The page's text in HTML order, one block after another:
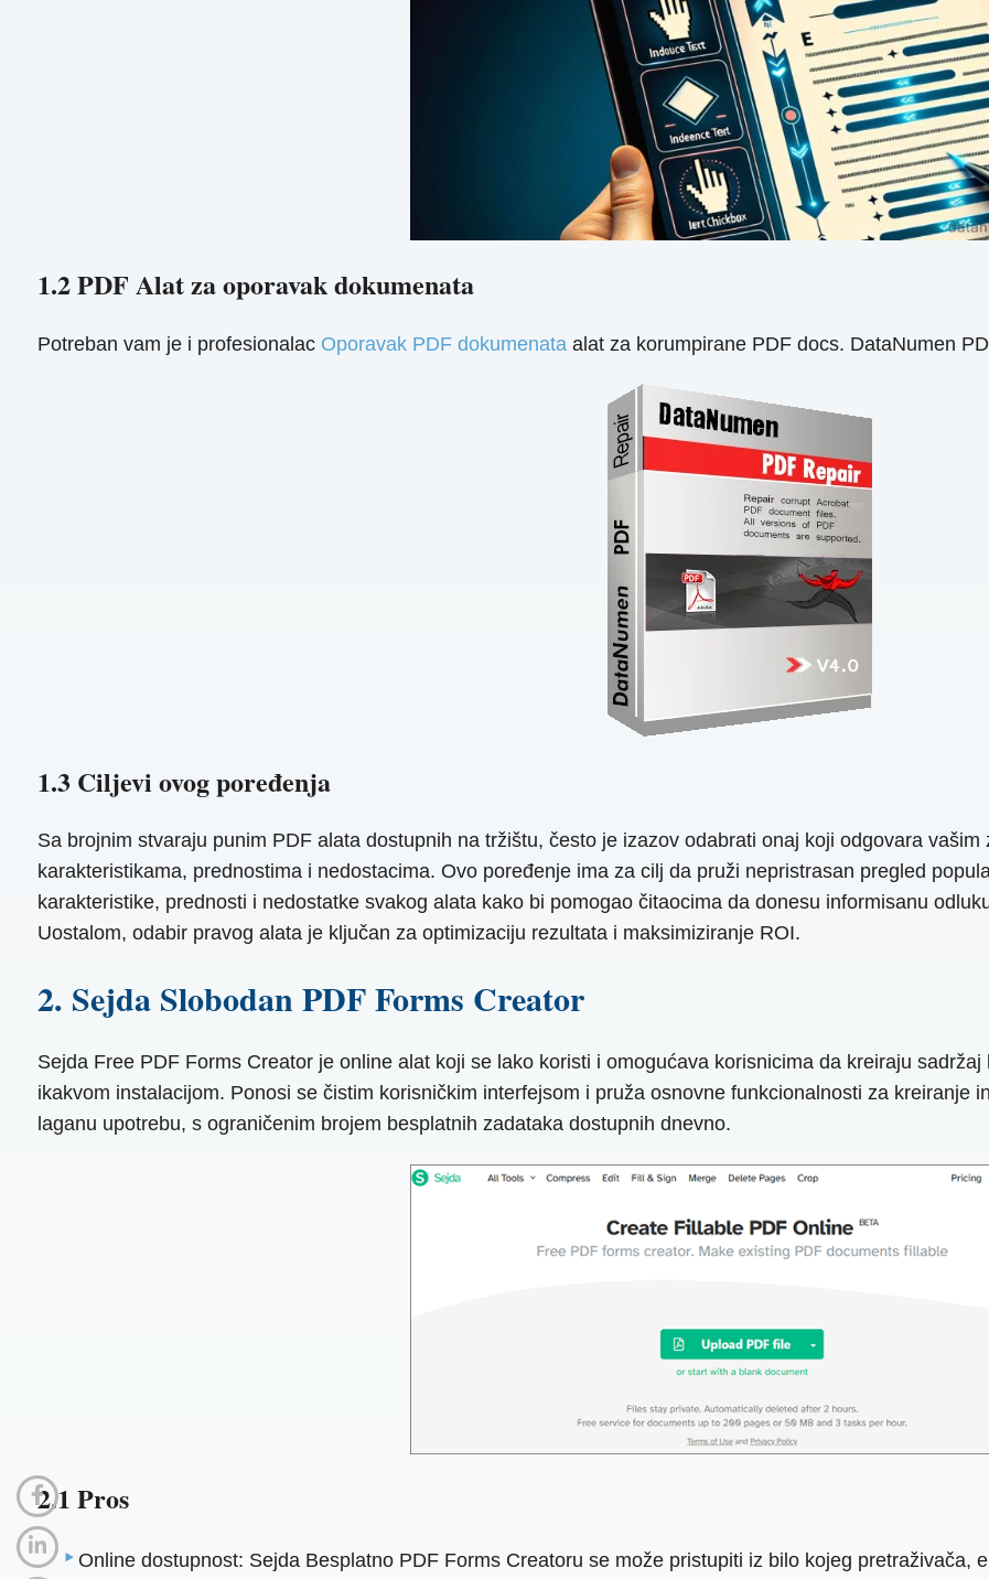
1.2 PDF Alat za oporavak dokumenata
Potreban vam je i profesionalac Oporavak PDF dokumenata alat za korumpirane PDF docs. DataNumen
1.3 Ciljevi ovog poređenja
Sa brojnim stvaraju punim PDF alata dostupnih na tržištu, često je izazov odabrati onaj koji odgovara
karakteristikama, prednostima i nedostacima. Ovo poređenje ima za cilj da pruži nepristrasan pregled
karakteristike, prednosti i nedostatke svakog alata kako bi pomogao čitaocima da donesu informisanu
Uostalom, odabir pravog alata je ključan za optimizaciju rezultata i maksimiziranje ROI.
2. Sejda Slobodan PDF Forms Creator
Sejda Free PDF Forms Creator je online alat koji se lako koristi i omogućava korisnicima da kreiraju
ikakvom instalacijom. Ponosi se čistim korisničkim interfejsom i pruža osnovne funkcionalnosti za kreiranje
laganu upotrebu, s ograničenim brojem besplatnih zadataka dostupnih dnevno.
2.1 Pros
Online dostupnost: Sejda Besplatno PDF Forms Creatoru se može pristupiti iz bilo kojeg pretraživača,